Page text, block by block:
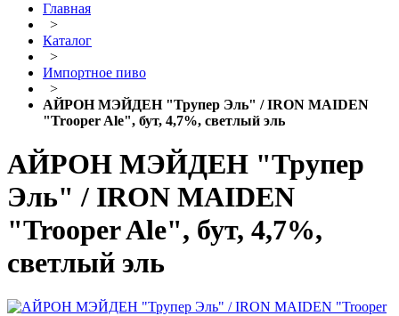
Главная
>
Каталог
>
Импортное пиво
>
АЙРОН МЭЙДЕН "Трупер Эль" / IRON MAIDEN
"Trooper Ale", бут, 4,7%, светлый эль
АЙРОН МЭЙДЕН "Трупер
Эль" / IRON MAIDEN
"Trooper Ale", бут, 4,7%,
светлый эль